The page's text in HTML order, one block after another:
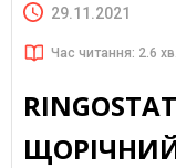
29.11.2021
Час читання: 2.6 хв.